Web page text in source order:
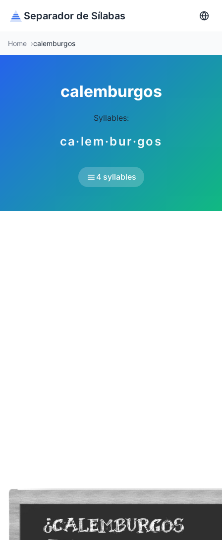
Separador de Sílabas
Home calemburgos
calemburgos
Syllables:
ca·lem·bur·gos
4 syllables